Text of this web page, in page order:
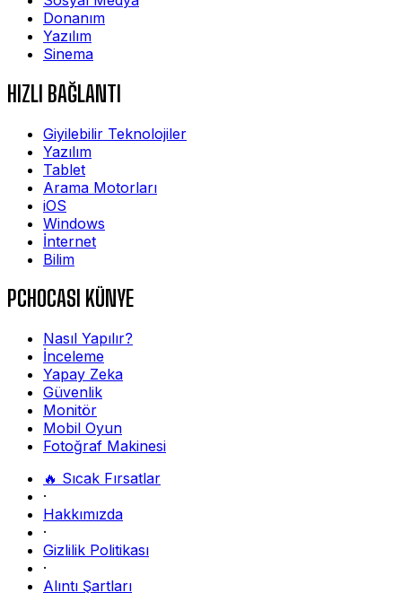
Donanım
Yazılım
Sinema
HIZLI BAĞLANTI
Giyilebilir Teknolojiler
Yazılım
Tablet
Arama Motorları
iOS
Windows
İnternet
Bilim
PCHOCASI KÜNYE
Nasıl Yapılır?
İnceleme
Yapay Zeka
Güvenlik
Monitör
Mobil Oyun
Fotoğraf Makinesi
🔥 Sıcak Fırsatlar
·
Hakkımızda
·
Gizlilik Politikası
·
Alıntı Şartları